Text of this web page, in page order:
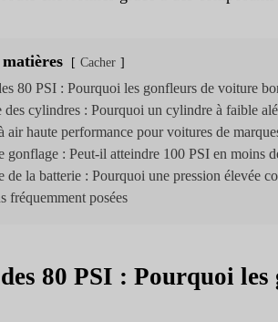
Cacher
80 PSI : Pourquoi les gonfleurs de voiture
des cylindres : Pourquoi un cylindre à faible
air haute performance pour voitures de
gonflage : Peut-il atteindre 100 PSI en moins
de la batterie : Pourquoi une pression élevée
fréquemment posées
80 PSI : Pourquoi